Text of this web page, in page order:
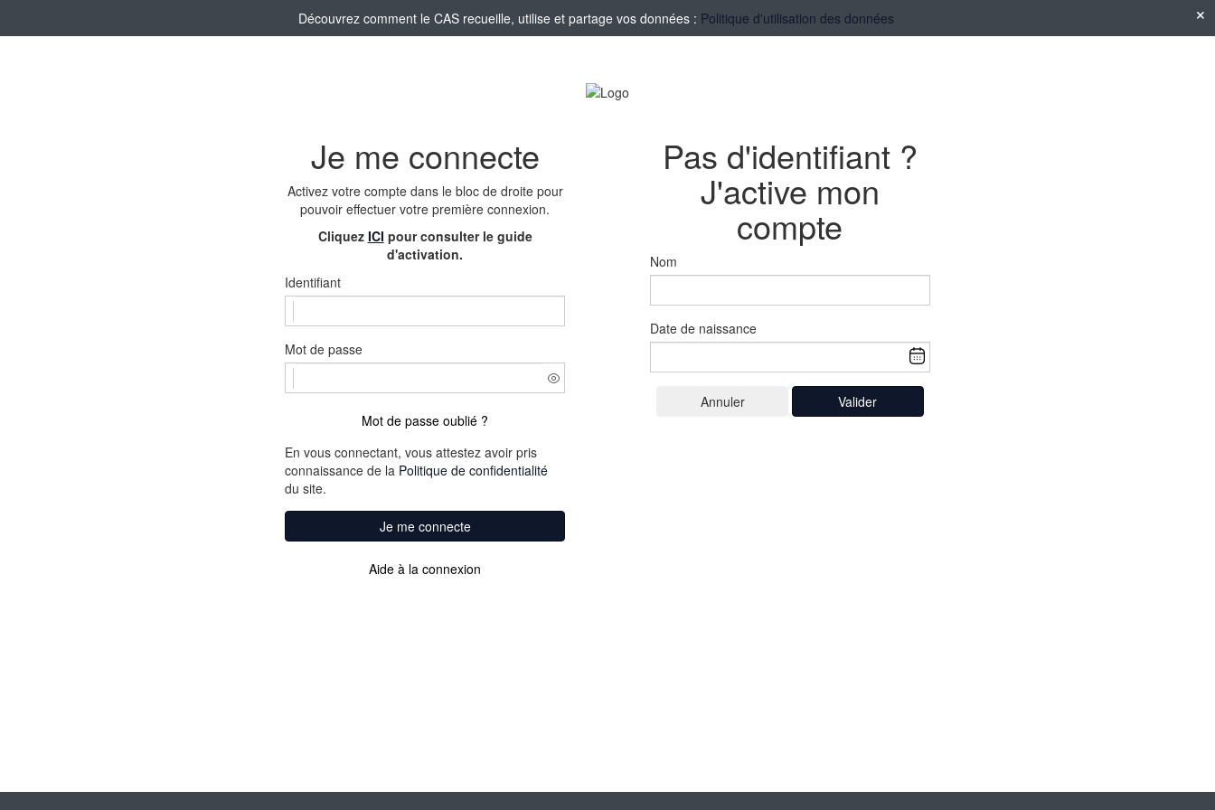
Découvrez comment le CAS recueille, utilise et partage vos données : Politique d'utilisation des données
Je me connecte
Activez votre compte dans le bloc de droite pour
pouvoir effectuer votre première connexion.
Cliquez ICI pour consulter le guide
d'activation.
Identifiant
Mot de passe
Mot de passe oublié ?
En vous connectant, vous attestez avoir pris
connaissance de la Politique de confidentialité
du site.
Je me connecte
Aide à la connexion
Pas d'identifiant ?
J'active mon
compte
Nom
Date de naissance
Valider